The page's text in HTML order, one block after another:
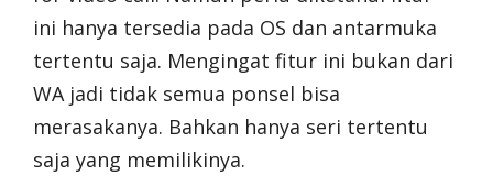
ini hanya tersedia pada OS dan antarmuka
tertentu saja. Mengingat fitur ini bukan dari
WA jadi tidak semua ponsel bisa
merasakanya. Bahkan hanya seri tertentu
saja yang memilikinya.